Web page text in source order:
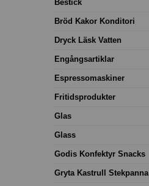
Bestick
Bröd Kakor Konditori
Dryck Läsk Vatten
Engångsartiklar
Espressomaskiner
Fritidsprodukter
Glas
Glass
Godis Konfektyr Snacks
Gryta Kastrull Stekpanna